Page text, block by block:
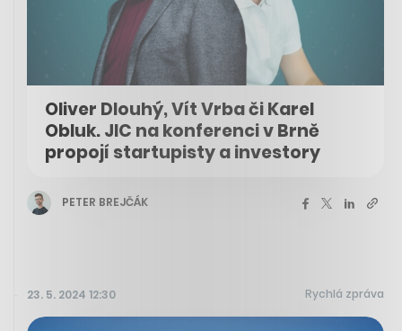
Oliver Dlouhý, Vít Vrba či Karel
Obluk. JIC na konferenci v Brně
propojí startupisty a investory
PETER BREJČÁK
23. 5. 2024 12:30 Rychlá zpráva